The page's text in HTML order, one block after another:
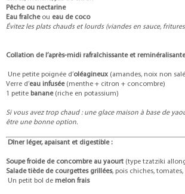
Pêche ou nectarine
Eau fraîcheou eau de coco
Évitez les plats chauds et lourds (viandes en sauce,
Collation de l’après-midi rafraîchissante et
Une petite poignée d’oléagineux (amandes, noix non
Verre d’eau infusée(menthe + citron + concombre)
1 petite banane(riche en potassium)
Si vous avez trop chaud : une glace maison à base de
être une bonne option.
Dîner léger, apaisant et digestible :
Soupe froide de concombre au yaourt (type tzatziki
Salade tiède de courgettes grillées, pois chiches,
Un petit bol de melon frais